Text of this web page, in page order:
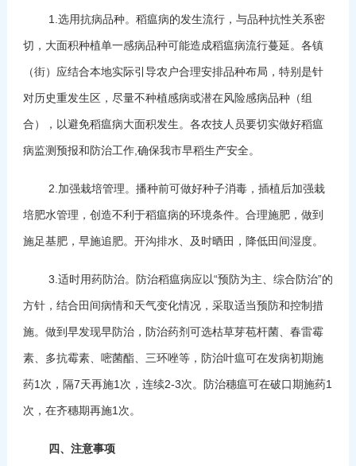
1.选用抗病品种。稻瘟病的发生流行，与品种抗性关系密
切，大面积种植单一感病品种可能造成稻瘟病流行蔓延。各镇
（街）应结合本地实际引导农户合理安排品种布局，特别是针
对历史重发生区，尽量不种植感病或潜在风险感病品种（组
合），以避免稻瘟病大面积发生。各农技人员要切实做好稻瘟
病监测预报和防治工作,确保我市早稻生产安全。
2.加强栽培管理。播种前可做好种子消毒，插植后加强栽
培肥水管理，创造不利于稻瘟病的环境条件。合理施肥，做到
施足基肥，早施追肥。开沟排水、及时晒田，降低田间湿度。
3.适时用药防治。防治稻瘟病应以“预防为主、综合防治”的
方针，结合田间病情和天气变化情况，采取适当预防和控制措
施。做到早发现早防治，防治药剂可选枯草芽苞杆菌、春雷霉
素、多抗霉素、嘧菌酯、三环唑等，防治叶瘟可在发病初期施
药1次，隔7天再施1次，连续2-3次。防治穗瘟可在破口期施药1
次，在齐穗期再施1次。
四、注意事项